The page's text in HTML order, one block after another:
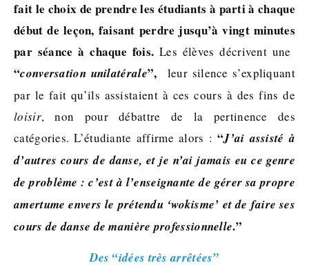
fait le choix de prendre les étudiants à parti à chaque
début de leçon, faisant perdre jusqu’à vingt minutes
par séance à chaque fois. Les élèves décrivent une
“conversation unilatérale”, leur silence s’expliquant
par le fait qu’ils assistaient à ces cours à des fins de
loisir, non pour débattre de la pertinence des
catégories. L’étudiante affirme alors : “J’ai assisté à
d’autres cours de danse, et je n’ai jamais eu ce genre
de problème : c’est à l’enseignante de gérer sa propre
amertume envers le prétendu ‘wokisme’ et de faire ses
cours de danse de manière professionnelle.”
Des “idées très arrêtées”